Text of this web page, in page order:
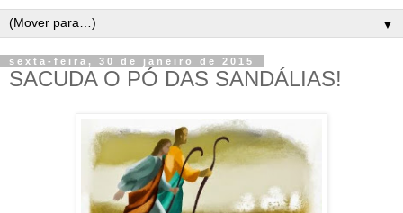
▼
sexta-feira, 30 de janeiro de 2015
SACUDA O PÓ DAS SANDÁLIAS!